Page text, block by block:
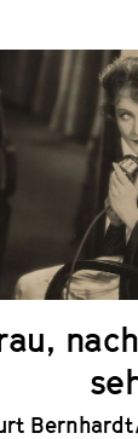
Bernhardt